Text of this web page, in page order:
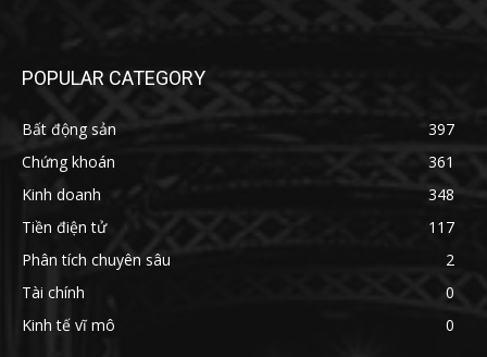
POPULAR CATEGORY
Bất động sản
397
Chứng khoán
361
Kinh doanh
348
Tiền điện tử
117
Phân tích chuyên sâu
2
Tài chính
0
Kinh tế vĩ mô
0